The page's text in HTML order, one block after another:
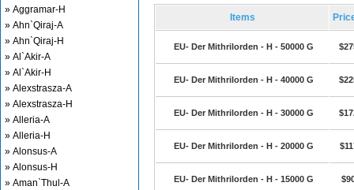
» Aggramar-H
» Ahn`Qiraj-A
» Ahn`Qiraj-H
» Al`Akir-A
» Al`Akir-H
» Alexstrasza-A
» Alexstrasza-H
» Alleria-A
» Alleria-H
» Alonsus-A
» Alonsus-H
» Aman`Thul-A
Items
EU- Der Mithrilorden - H - 50000 G
EU- Der Mithrilorden - H - 40000 G
EU- Der Mithrilorden - H - 30000 G
EU- Der Mithrilorden - H - 20000 G
EU- Der Mithrilorden - H - 15000 G